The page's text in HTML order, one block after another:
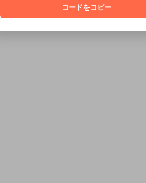
コードをコピー